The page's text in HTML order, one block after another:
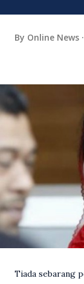
By Online News
Tiada sebarang